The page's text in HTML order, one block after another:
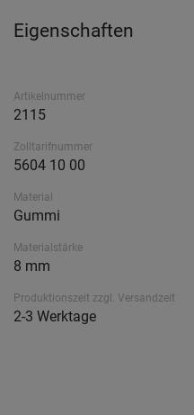
Eigenschaften
Artikelnummer
2115
Zolltarifnummer
5604 10 00
Material
Gummi
Materialstärke
8 mm
Produktionszeit zzgl. Versandzeit
2-3 Werktage